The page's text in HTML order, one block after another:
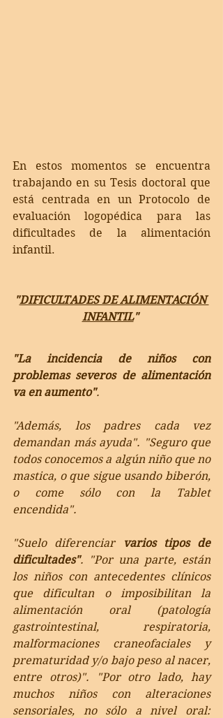
En estos momentos se encuentra
trabajando en su Tesis doctoral que
está centrada en un Protocolo de
evaluación logopédica para las
dificultades de la alimentación
infantil.
"DIFICULTADES DE ALIMENTACIÓN
INFANTIL"
"La incidencia de niños con
problemas severos de alimentación
va en aumento".
"Además, los padres cada vez
demandan más ayuda". "Seguro que
todos conocemos a algún niño que no
mastica, o que sigue usando biberón,
o come sólo con la Tablet
encendida".
"Suelo diferenciar
varios tipos de
dificultades". "Por una parte, están
los niños con antecedentes clínicos
que dificultan o imposibilitan la
alimentación oral (patología
gastrointestinal, respiratoria,
malformaciones craneofaciales y
prematuridad y/o bajo peso al nacer,
entre otros)". "Por otro lado, hay
muchos niños con alteraciones
sensoriales, no sólo a nivel oral: